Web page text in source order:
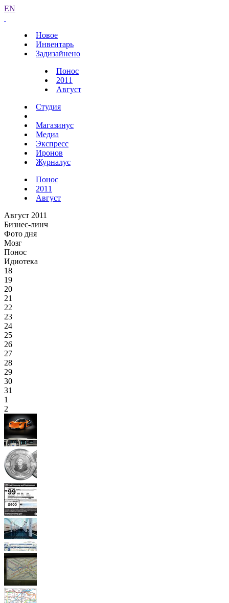
EN
Новое
Инвентарь
Задизайнено
Понос
2011
Август
Студия
Магазинус
Медиа
Экспресс
Иронов
Журналус
Понос
2011
Август
Август 2011
Бизнес-линч
Фото дня
Мозг
Понос
Идиотека
18
19
20
21
22
23
24
25
26
27
28
29
30
31
1
2